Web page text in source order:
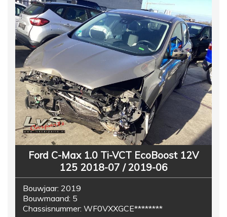
Ford C-Max 1.0 Ti-VCT EcoBoost 12V
125 2018-07 / 2019-06
Bouwjaar: 2019
Bouwmaand: 5
Chassisnummer: WF0VXXGCE********